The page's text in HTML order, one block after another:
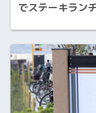
でステーキラン